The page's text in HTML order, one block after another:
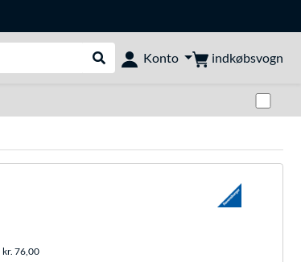
Udfør søgning
Konto indkøbsvogn
kr. 76,00